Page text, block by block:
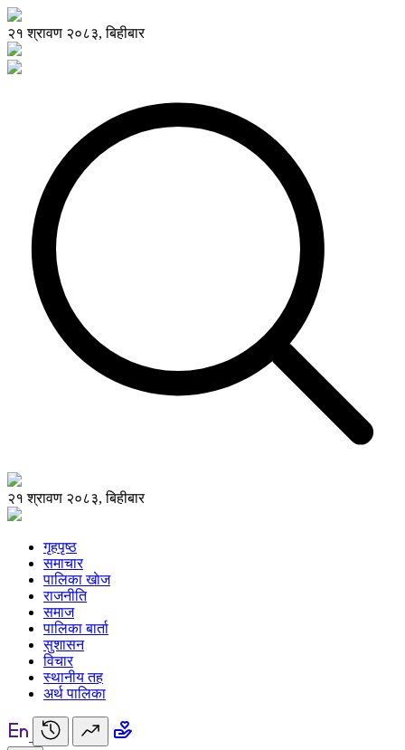
२१ श्रावण २०८३, बिहीबार
२१ श्रावण २०८३, बिहीबार
गृहपृष्ठ
समाचार
पालिका खाेज
राजनीति
समाज
पालिका बार्ता
सुशासन
विचार
स्थानीय तह
अर्थ पालिका